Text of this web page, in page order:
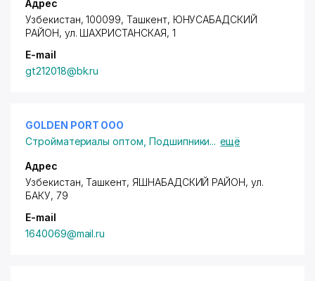
Адрес
Узбекистан, 100099, Ташкент, ЮНУСАБАДСКИЙ
РАЙОН, ул. ШАХРИСТАНСКАЯ, 1
E-mail
gt212018@bk.ru
GOLDEN PORT ООО
Стройматериалы оптом Подшипники... ещё
Адрес
Узбекистан, Ташкент, ЯШНАБАДСКИЙ РАЙОН,ул.
БАКУ, 79
E-mail
1640069@mail.ru